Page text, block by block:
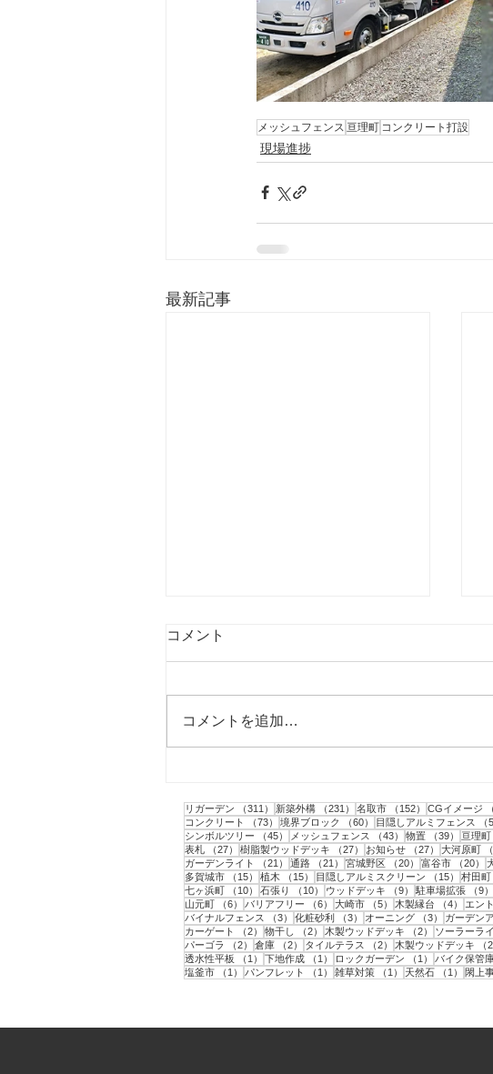
メッシュフェンス 亘理町 コンクリート打設
現場進捗
最新記事
成と目隠しフェンスの設置工
事
コメント
コメントを追加…
リガーデン （311） 311件の記事
新築外構 （231） 231件の記事
名取市 （152） 152件の記事
CGイメージ
コンクリート
（73） 73件の記事
境界ブロック （60） 60件の記事
目隠しアルミフェンス （
シンボルツリー
（45） 45件の記事
メッシュフェンス （43） 43件の記事
物置 （39） 39件の
亘理町
表札
（27） 27件の記事
樹脂製ウッドデッキ （27） 27件の記事
お知らせ （27） 27件の記事
大河原町
ガーデンライト
（21） 21件の記事
通路 （21） 21件の記事
宮城野区 （20） 20件の記事
富谷市 （20）
多賀城市
（15） 15件の記事
植木 （15） 15件の記事
目隠しアルミスクリーン （15） 15件の
村田町
七ヶ浜町
（10） 10件の記事
石張り （10） 10件の記事
ウッドデッキ （9） 9件の記事
駐車場拡張 （9）
山元町
（6） 6件の記事
バリアフリー （6） 6件の記事
大崎市 （5） 5件の記事
木製縁台 （4） 4件の
エン
バイナルフェンス
（3） 3件の記事
化粧砂利 （3） 3件の記事
オーニング （3） 3件の記事
ガーデン
カーゲート
（2） 2件の記事
物干し （2） 2件の記事
木製ウッドデッキ （2） 2件の記事
ソーラーラ
パーゴラ
（2） 2件の記事
倉庫 （2） 2件の記事
タイルテラス （2） 2件の記事
木製ウッドデッキ （
透水性平板
（1） 1件の記事
下地作成 （1） 1件の記事
ロックガーデン （1） 1件の記事
バイク保管
塩釜市
（1） 1件の記事
パンフレット （1） 1件の記事
雑草対策 （1） 1件の記事
天然石 （1） 1件の
閖上